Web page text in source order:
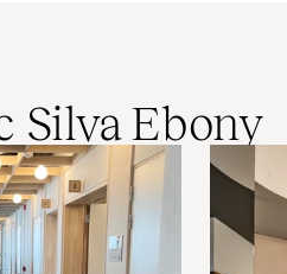
Silva Ebony